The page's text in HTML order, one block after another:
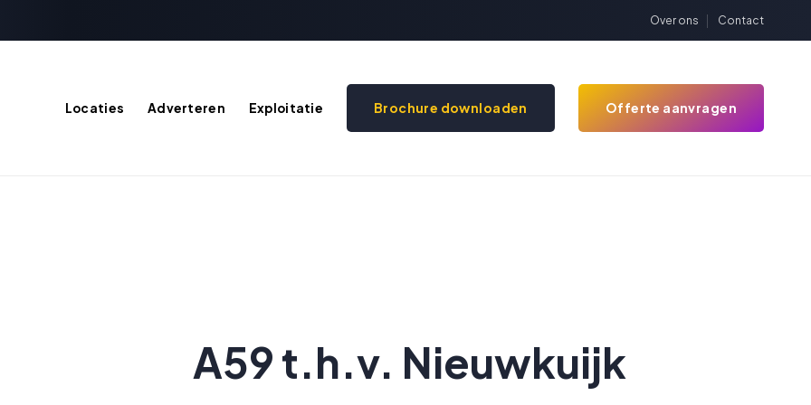
Over ons Contact
Locaties Adverteren Exploitatie Brochure downloaden Offerte aanvragen
A59 t.h.v. Nieuwkuijk